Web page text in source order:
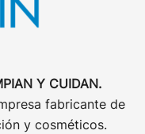
Y CUIDAN.
fabricante de
y cosméticos.